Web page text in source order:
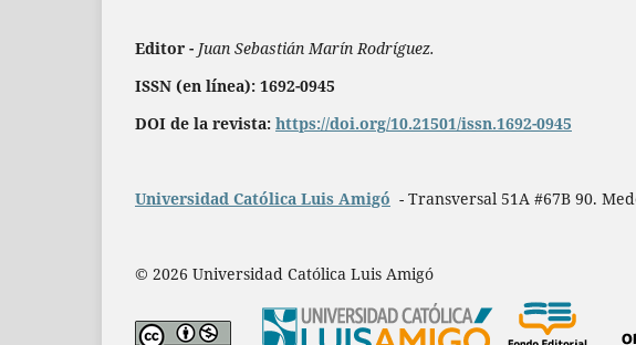
Editor - Juan Sebastián Marín Rodríguez.
ISSN (en línea): 1692-0945
DOI de la revista: https://doi.org/10.21501/issn.1692-0945
Universidad Católica Luis Amigó - Transversal 51A #67B 90.
© 2026 Universidad Católica Luis Amigó